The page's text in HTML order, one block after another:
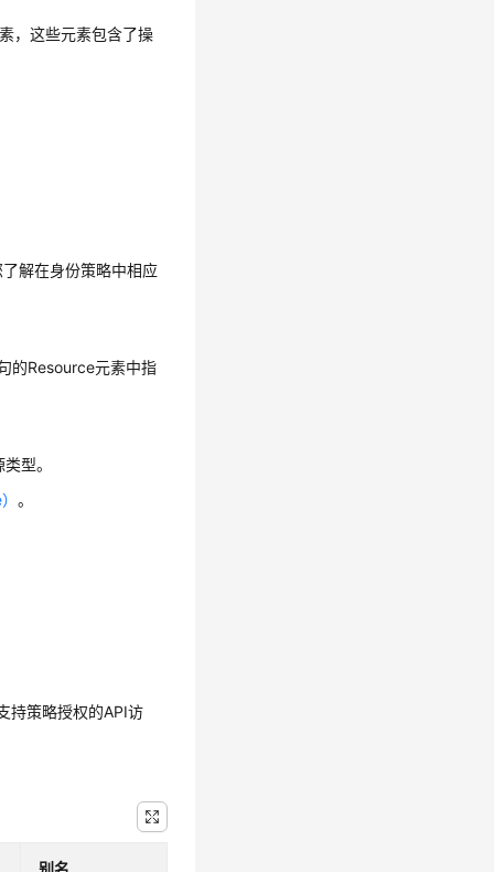
，这些元素包含了操
解在身份策略中相应
的Resource元素中指
型。
。
持策略授权的API访
别名